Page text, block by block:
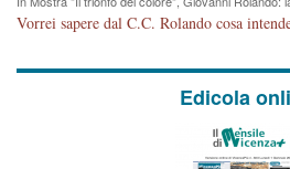
Edicola